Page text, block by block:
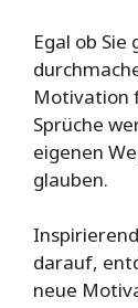
Egal ob
Motivation
Sprüche
eigenen
glauben.
darauf,
neue